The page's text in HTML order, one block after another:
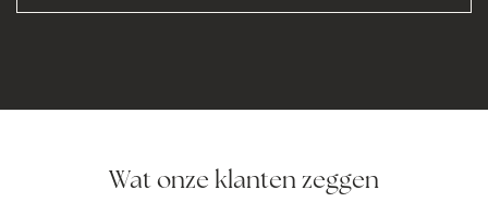
Wat onze klanten zeggen